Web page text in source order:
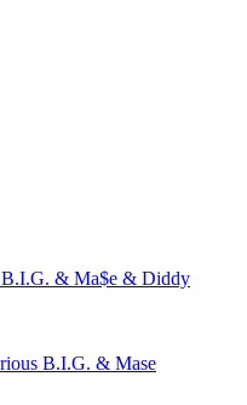
& Ma$e & Diddy
B.I.G. & Mase